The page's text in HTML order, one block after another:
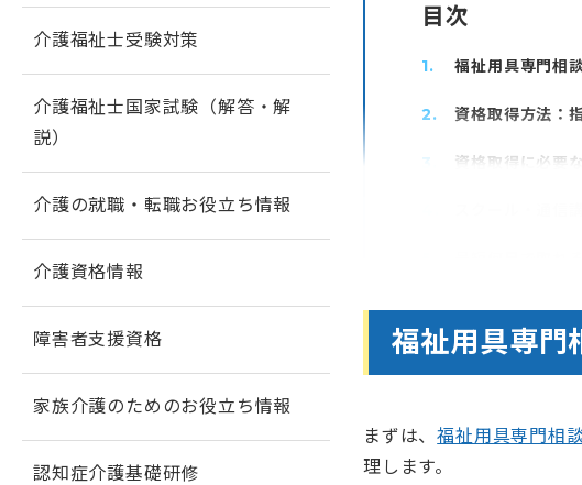
介護福祉士受験対策
介護福祉士国家試験（解答・解
説）
介護の就職・転職お役立ち情報
介護資格情報
障害者支援資格
家族介護のためのお役立ち情報
認知症介護基礎研修
目次
福祉用具専門相
資格取得方法：
資格取得に必要
スクール・通信
修了試験の内容
費用を抑えるコ
介護職のキャリ
福祉用具専門
まずは、福祉用具専門相
理します。